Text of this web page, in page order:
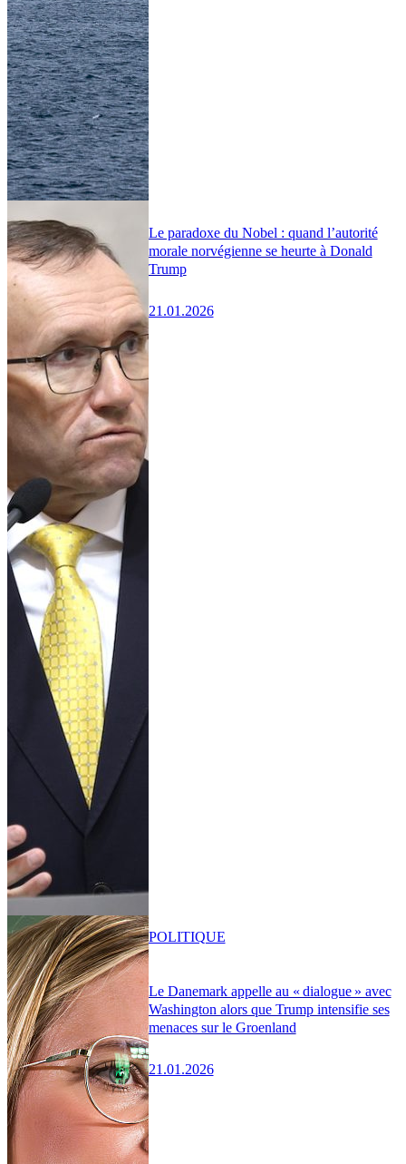
Le paradoxe du Nobel : quand l’autorité
morale norvégienne se heurte à Donald
Trump
21.01.2026
Le Danemark appelle au « dialogue » avec
Washington alors que Trump intensifie ses
menaces sur le Groenland
21.01.2026
POLITIQUE